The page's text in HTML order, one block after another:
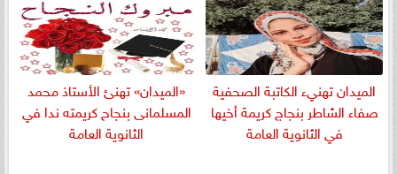
الميدان تهنيء الكاتبة الصحفية
صفاء الشاطر بنجاج كريمة أخيها
في الثانوية العامة
«الميدان» تهنئ الأستاذ محمد
المسلمانى بنجاح كريمته ندا في
الثانوية العامة